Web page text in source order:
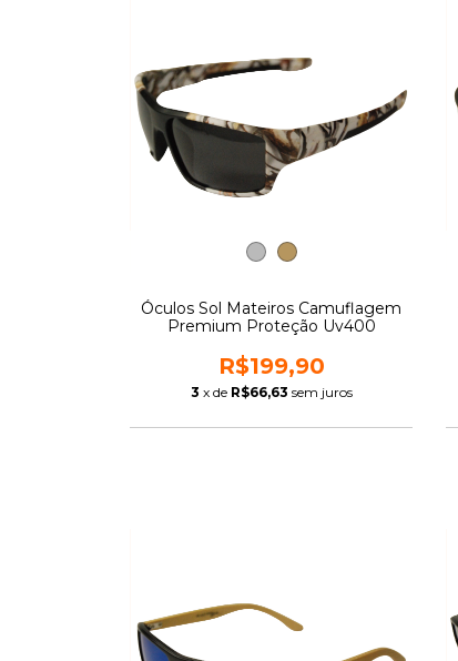
Óculos Sol Mateiros Camuflagem
Premium Proteção Uv400
R$199,90
3 x de R$66,63 sem juros